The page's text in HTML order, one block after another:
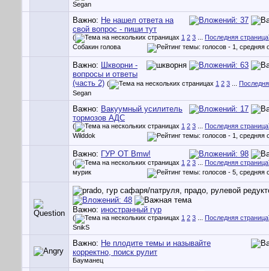
Segan
Важно: Не нашел ответа на
свой вопрос - пиши тут
( 1 2 3 Последняя страница
Собакин голова
Важно: Шкворни -
вопросы и ответы
(часть 2) ( 1 2 3
Segan
Важно: Вакуумный усилитель
тормозов АДС
( 1 2 3 Последняя страница
Wilddok
Важно: ГУР ОТ Bmw!
( 1 2 3 Последняя страница
мурик
Важно: иностранный гур
( 1 2 3 Последняя страница
SnikS
Важно: Не плодите темы и называйте
корректно, поиск рулит
Бауманец